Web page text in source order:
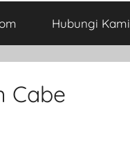
Hubungi Kami
Cabe